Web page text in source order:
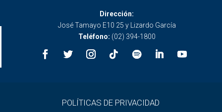
Dirección:
José Tamayo E10 25 y Lizardo García
Teléfono: (02) 394-1800
POLÍTICAS DE PRIVACIDAD